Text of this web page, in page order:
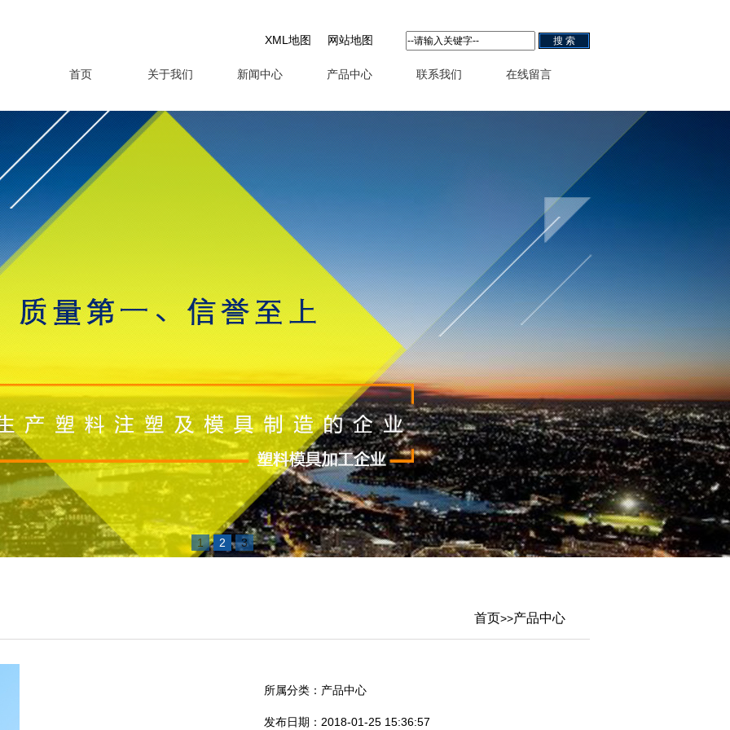
网站地图
XML地图
首页 关于我们 新闻中心 产品中心 联系我们 在线留言
1 2 3
首页>>产品中心
所属分类：产品中心
发布日期：2018-01-25 15:36:57